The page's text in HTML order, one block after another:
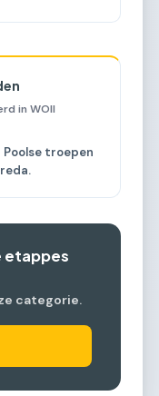
in WOII
troepen
etappes
categorie.